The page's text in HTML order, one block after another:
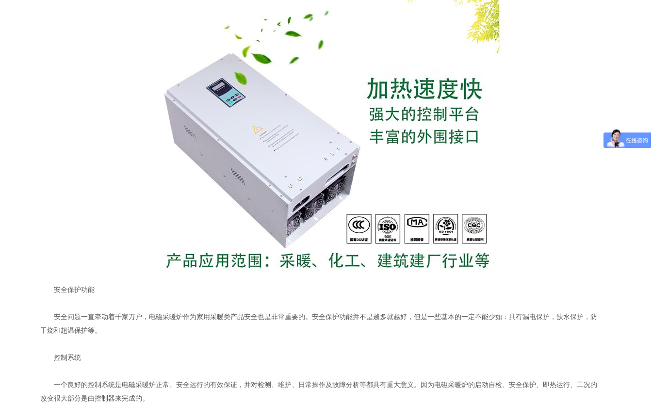
安全保护功能
安全问题一直牵动着千家万户，电磁采暖炉作为家用采暖类产品安全也是非常重要的。安全保护功能并不是越多就越好，但是一些基本的一定不能少如：具有漏电保护，缺水保护，防
干烧和超温保护等。
控制系统
一个良好的控制系统是电磁采暖炉正常、安全运行的有效保证，并对检测、维护、日常操作及故障分析等都具有重大意义。因为电磁采暖炉的启动自检、安全保护、即热运行、工况的
改变很大部分是由控制器来完成的。